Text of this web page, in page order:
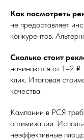
Как посмотреть
не предоставляет
конкурентов.
Сколько стоит
начинаются от 1–2
клик. Итоговая
качества.
Кампании в РСЯ
оптимизации.
неэффективные